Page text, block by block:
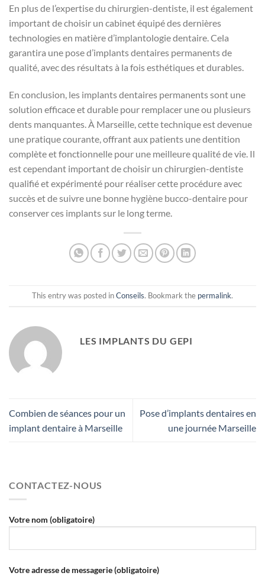
En plus de l’expertise du chirurgien-dentiste, il est également
important de choisir un cabinet équipé des dernières
technologies en matière d’implantologie dentaire. Cela
garantira une pose d’implants dentaires permanents de
qualité, avec des résultats à la fois esthétiques et durables.
En conclusion, les implants dentaires permanents sont une
solution efficace et durable pour remplacer une ou plusieurs
dents manquantes. À Marseille, cette technique est devenue
une pratique courante, offrant aux patients une dentition
complète et fonctionnelle pour une meilleure qualité de vie. Il
est cependant important de choisir un chirurgien-dentiste
qualifié et expérimenté pour réaliser cette procédure avec
succès et de suivre une bonne hygiène bucco-dentaire pour
conserver ces implants sur le long terme.
This entry was posted inConseils. Bookmark the permalink.
LES IMPLANTS DU GEPI
Combien de séances pour un
implant dentaire à Marseille
Pose d’implants dentaires en
une journée Marseille
CONTACTEZ-NOUS
Votre nom (obligatoire)
Votre adresse de messagerie (obligatoire)